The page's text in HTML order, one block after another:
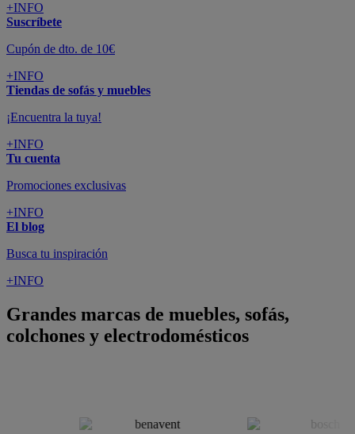
+INFO
Suscríbete
Cupón de dto. de 10€
+INFO
Tiendas de sofás y muebles
¡Encuentra la tuya!
+INFO
Tu cuenta
Promociones exclusivas
+INFO
El blog
Busca tu inspiración
+INFO
Grandes marcas de muebles, sofás,
colchones y electrodomésticos